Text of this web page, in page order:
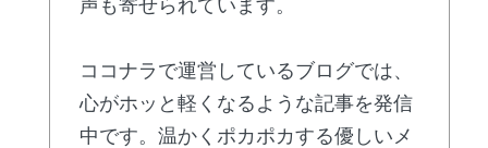
ココナラで運営しているブログでは、
心がホッと軽くなるような記事を発信
中です。温かくポカポカする優しいメ